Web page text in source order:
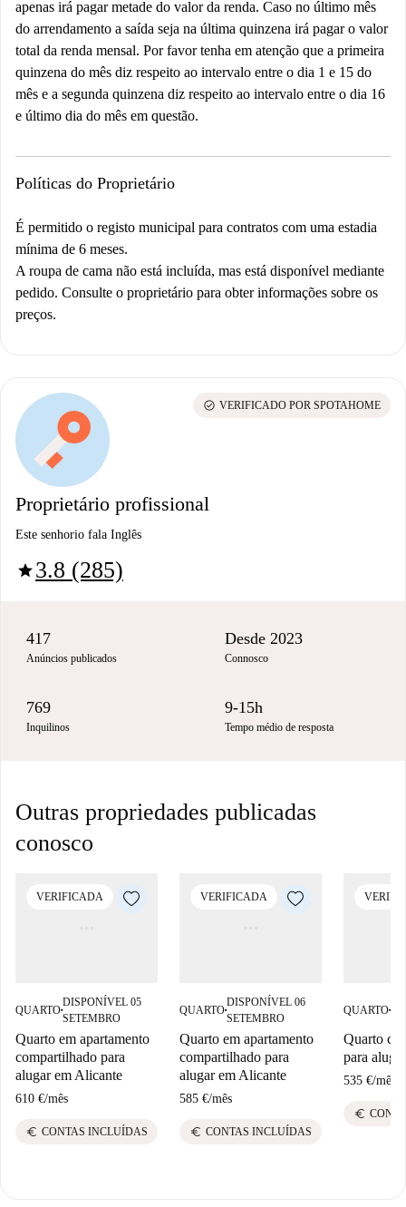
apenas irá pagar metade do valor da renda. Caso no último mês
do arrendamento a saída seja na última quinzena irá pagar o valor
total da renda mensal. Por favor tenha em atenção que a primeira
quinzena do mês diz respeito ao intervalo entre o dia 1 e 15 do
mês e a segunda quinzena diz respeito ao intervalo entre o dia 16
e último dia do mês em questão.
Políticas do Proprietário
É permitido o registo municipal para contratos com uma estadia
mínima de 6 meses.
A roupa de cama não está incluída, mas está disponível mediante
pedido. Consulte o proprietário para obter informações sobre os
preços.
Proprietário profissional
Este senhorio fala Inglês
star3.8 (285)
check_circle VERIFICADO POR SPOTAHOME
417
Anúncios publicados
Desde 2023
Connosco
769
Inquilinos
9-15h
Tempo médio de resposta
Outras propriedades publicadas
conosco
VERIFICADA
QUARTO■
DISPONÍVEL 05
SETEMBRO
Quarto em apartamento
compartilhado para
alugar em Alicante
610 €/mês
euro CONTAS INCLUÍDAS
VERIFICADA
QUARTO■
DISPONÍVEL 06
SETEMBRO
Quarto em apartamento
compartilhado para
alugar em Alicante
585 €/mês
euro CONTAS INCLUÍDAS
QUARTO■
Quarto
para
535 €/mês
euro